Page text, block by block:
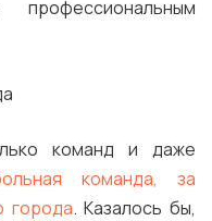
команд и даже
команда, за
города. Казалось бы,